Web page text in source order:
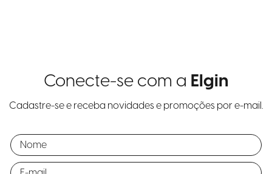
Conecte-se com a Elgin
Cadastre-se e receba novidades e promoções por e-mail.